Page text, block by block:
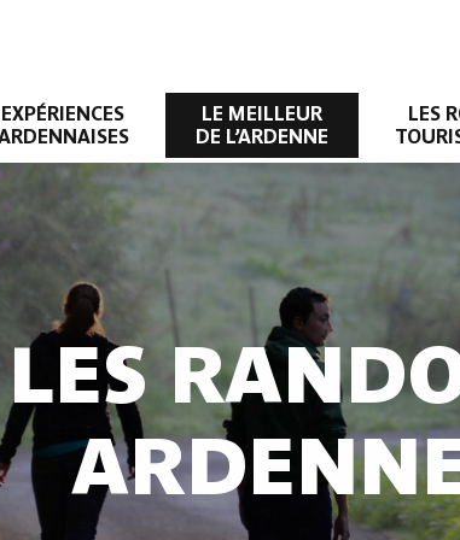
EXPÉRIENCES
LE MEILLEUR
DE L’ARDENNE
LES